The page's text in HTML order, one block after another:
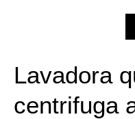
Lavadora
centrifuga